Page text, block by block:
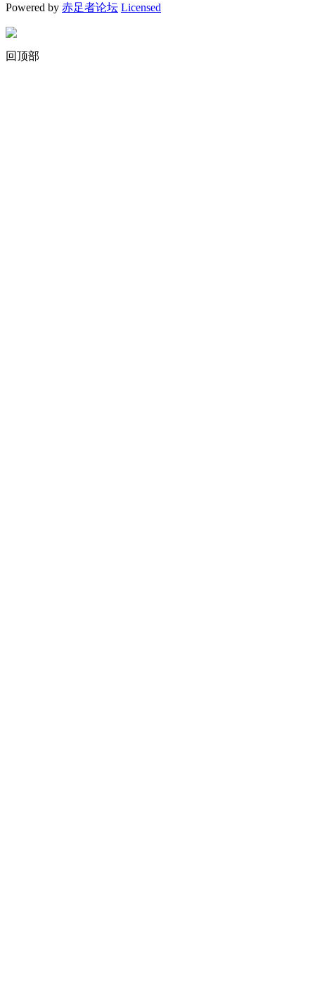
Powered by 赤足者论坛 Licensed
回顶部